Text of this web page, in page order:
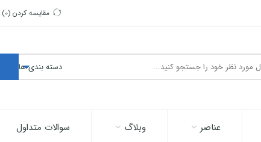
مقایسه کردن 0
عناصر وبلاگ سوالات متداول